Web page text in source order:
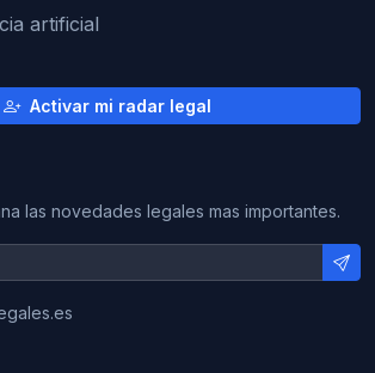
artificial
Activar mi radar legal
las novedades legales mas importantes.